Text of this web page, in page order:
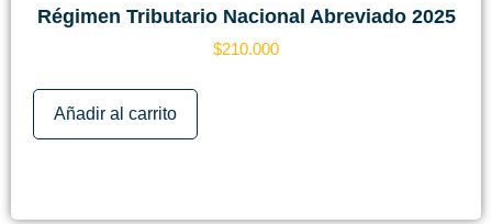
Régimen Tributario Nacional Abreviado 2025
$210.000
Añadir al carrito